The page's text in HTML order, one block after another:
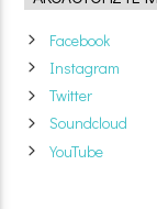
Facebook
Instagram
Twitter
Soundcloud
YouTube